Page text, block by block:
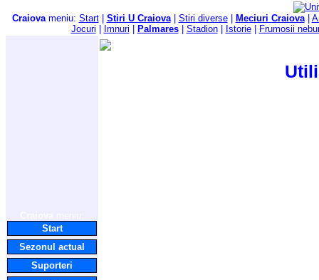
Craiovameniu: Start| Stiri U Craiova| Stiri diverse| Meciuri Craiova|
Jocuri
Imnuri Palmares| Stadion| Istorie| Frumosii
Start
Sezonul actual
Suporteri